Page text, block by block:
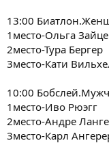
13:00
1место-Ольга
2место-Тура Бергер
3место-Кати
10:00
1место-Иво Рюэгг
2место-Андре Ланге
3место-Карл